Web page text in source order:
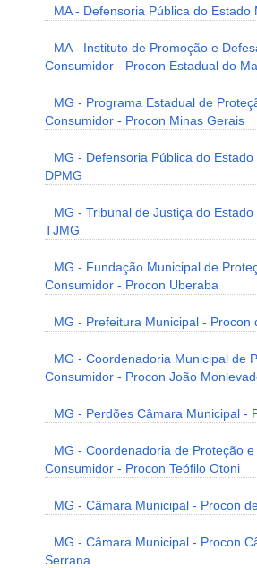
MA - Defensoria Pública do Estado
MA - Instituto de Promoção e
Consumidor - Procon Estadual do
MG - Programa Estadual de
Consumidor - Procon Minas Gerais
MG - Defensoria Pública do
DPMG
MG - Tribunal de Justiça do
TJMG
MG - Fundação Municipal de
Consumidor - Procon Uberaba
MG - Prefeitura Municipal - Procon
MG - Coordenadoria Municipal de
Consumidor - Procon João
MG - Perdões Câmara Municipal -
MG - Coordenadoria de Proteção
Consumidor - Procon Teófilo Otoni
MG - Câmara Municipal - Procon
MG - Câmara Municipal - Procon
Serrana